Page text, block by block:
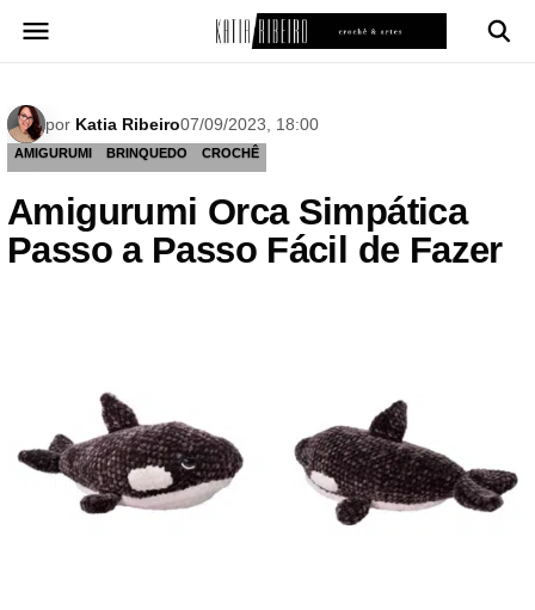
para
por Katia Ribeiro07/09/2023, 18:00
AMIGURUMI BRINQUEDO CROCHÊ
Amigurumi Orca Simpática
Passo a Passo Fácil de Fazer